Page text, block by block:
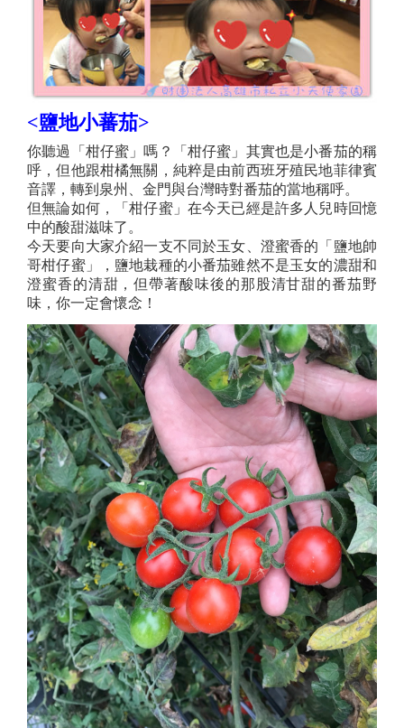
<鹽地小蕃茄>
你聽過「柑仔蜜」嗎？「柑仔蜜」其實也是小番茄的稱
呼，但他跟柑橘無關，純粹是由前西班牙殖民地菲律賓
音譯，轉到泉州、金門與台灣時對番茄的當地稱呼。
但無論如何，「柑仔蜜」在今天已經是許多人兒時回憶
中的酸甜滋味了。
今天要向大家介紹一支不同於玉女、澄蜜香的「鹽地帥
哥柑仔蜜」，鹽地栽種的小番茄雖然不是玉女的濃甜和
澄蜜香的清甜，但帶著酸味後的那股清甘甜的番茄野
味，你一定會懷念！